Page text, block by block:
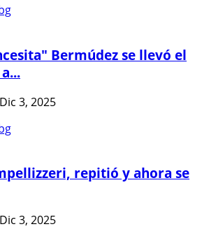
Bermúdez se llevó el
Dic 3, 2025
repitió y ahora se
Dic 3, 2025